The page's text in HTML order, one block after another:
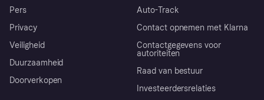
Pers
Privacy
Veiligheid
Duurzaamheid
Doorverkopen
Auto-Track
Contact opnemen met Klarna
Contactgegevens voor
autoriteiten
Raad van bestuur
Investeerdersrelaties